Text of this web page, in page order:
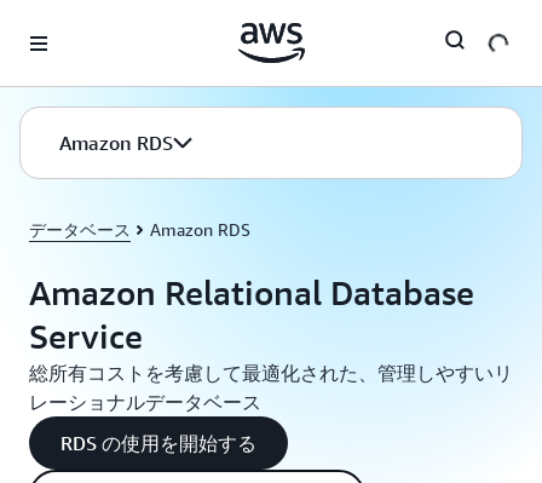
Amazon RDS
データベース Amazon RDS
Amazon Relational Database
Service
総所有コストを考慮して最適化された、管理しやすいリ
レーショナルデータベース
RDS の使用を開始する